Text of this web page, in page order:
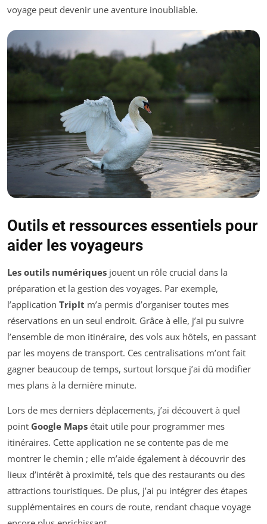
voyage peut devenir une aventure inoubliable.
Outils et ressources essentiels pour
aider les voyageurs
Les outils numériques jouent un rôle crucial dans la
préparation et la gestion des voyages. Par exemple,
l’application TripIt m’a permis d’organiser toutes mes
réservations en un seul endroit. Grâce à elle, j’ai pu suivre
l’ensemble de mon itinéraire, des vols aux hôtels, en passant
par les moyens de transport. Ces centralisations m’ont fait
gagner beaucoup de temps, surtout lorsque j’ai dû modifier
mes plans à la dernière minute.
Lors de mes derniers déplacements, j’ai découvert à quel
point Google Maps était utile pour programmer mes
itinéraires. Cette application ne se contente pas de me
montrer le chemin ; elle m’aide également à découvrir des
lieux d’intérêt à proximité, tels que des restaurants ou des
attractions touristiques. De plus, j’ai pu intégrer des étapes
supplémentaires en cours de route, rendant chaque voyage